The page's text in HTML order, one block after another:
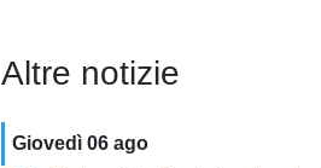
Altre notizie
Giovedì 06 ago